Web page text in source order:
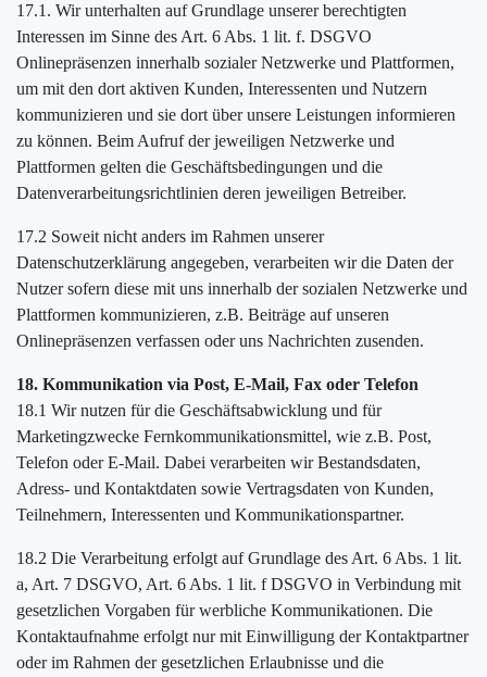
17.1. Wir unterhalten auf Grundlage unserer berechtigten
Interessen im Sinne des Art. 6 Abs. 1 lit. f. DSGVO
Onlinepräsenzen innerhalb sozialer Netzwerke und Plattformen,
um mit den dort aktiven Kunden, Interessenten und Nutzern
kommunizieren und sie dort über unsere Leistungen informieren
zu können. Beim Aufruf der jeweiligen Netzwerke und
Plattformen gelten die Geschäftsbedingungen und die
Datenverarbeitungsrichtlinien deren jeweiligen Betreiber.
17.2 Soweit nicht anders im Rahmen unserer
Datenschutzerklärung angegeben, verarbeiten wir die Daten der
Nutzer sofern diese mit uns innerhalb der sozialen Netzwerke und
Plattformen kommunizieren, z.B. Beiträge auf unseren
Onlinepräsenzen verfassen oder uns Nachrichten zusenden.
18. Kommunikation via Post, E-Mail, Fax oder Telefon
18.1 Wir nutzen für die Geschäftsabwicklung und für
Marketingzwecke Fernkommunikationsmittel, wie z.B. Post,
Telefon oder E-Mail. Dabei verarbeiten wir Bestandsdaten,
Adress- und Kontaktdaten sowie Vertragsdaten von Kunden,
Teilnehmern, Interessenten und Kommunikationspartner.
18.2 Die Verarbeitung erfolgt auf Grundlage des Art. 6 Abs. 1 lit.
a, Art. 7 DSGVO, Art. 6 Abs. 1 lit. f DSGVO in Verbindung mit
gesetzlichen Vorgaben für werbliche Kommunikationen. Die
Kontaktaufnahme erfolgt nur mit Einwilligung der Kontaktpartner
oder im Rahmen der gesetzlichen Erlaubnisse und die